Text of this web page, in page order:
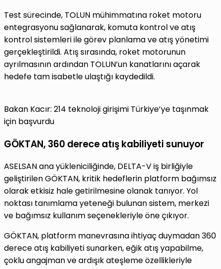
Test sürecinde, TOLUN mühimmatına roket motoru
entegrasyonu sağlanarak, komuta kontrol ve atış
kontrol sistemleri ile görev planlama ve atış yönetimi
gerçekleştirildi. Atış sırasında, roket motorunun
ayrılmasının ardından TOLUN’un kanatlarını açarak
hedefe tam isabetle ulaştığı kaydedildi.
Bakan Kacır: 214 teknoloji girişimi Türkiye’ye taşınmak
için başvurdu
GÖKTAN, 360 derece atış kabiliyeti sunuyor
ASELSAN ana yükleniciliğinde, DELTA-V iş birliğiyle
geliştirilen GÖKTAN, kritik hedeflerin platform bağımsız
olarak etkisiz hale getirilmesine olanak tanıyor. Yol
noktası tanımlama yeteneği bulunan sistem, merkezi
ve bağımsız kullanım seçenekleriyle öne çıkıyor.
GÖKTAN, platform manevrasına ihtiyaç duymadan 360
derece atış kabiliyeti sunarken, eğik atış yapabilme,
çoklu angajman ve ardışık ateşleme özellikleriyle